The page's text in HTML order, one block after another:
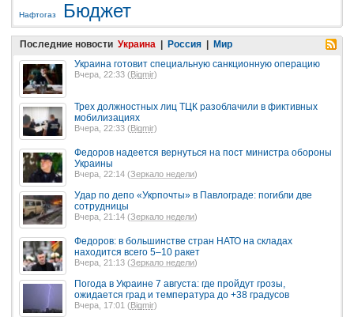
Нафтогаз Бюджет
Последние новости Украина Россия
Мир
Украина готовит специальную санкционную операцию
Вчера, 22:33 (Bigmir)
Трех должностных лиц ТЦК разоблачили в фиктивных
мобилизациях
Вчера, 22:33 (Bigmir)
Федоров надеется вернуться на пост министра обороны
Украины
Вчера, 22:14 (Зеркало недели)
Удар по депо «Укрпочты» в Павлограде: погибли две
сотрудницы
Вчера, 21:14 (Зеркало недели)
Федоров: в большинстве стран НАТО на складах
находится всего 5–10 ракет
Вчера, 21:13 (Зеркало недели)
Погода в Украине 7 августа: где пройдут грозы,
ожидается град и температура до +38 градусов
Вчера, 17:01 (Bigmir)